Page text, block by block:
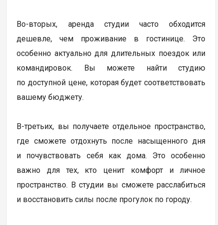
Во-вторых, аренда студии часто обходится
дешевле, чем проживание в гостинице. Это
особенно актуально для длительных поездок или
командировок. Вы можете найти студию
по доступной цене, которая будет соответствовать
вашему бюджету.
В-третьих, вы получаете отдельное пространство,
где сможете отдохнуть после насыщенного дня
и почувствовать себя как дома. Это особенно
важно для тех, кто ценит комфорт и личное
пространство. В студии вы сможете расслабиться
и восстановить силы после прогулок по городу.